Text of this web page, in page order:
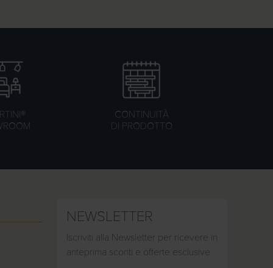
CONTINUITÀ
DI PRODOTTO
NEWSLETTER
Iscriviti alla Newsletter per ricevere in
anteprima sconti e offerte esclusive